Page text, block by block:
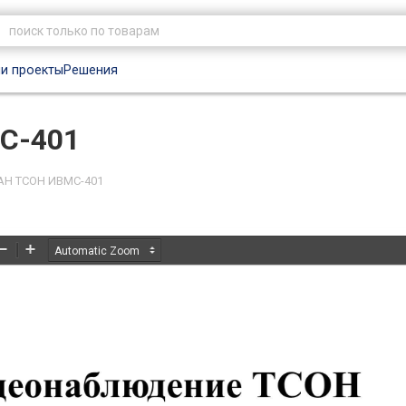
проектыРешения
401
ТСОН ИВМС-401
Zoom
Zoom